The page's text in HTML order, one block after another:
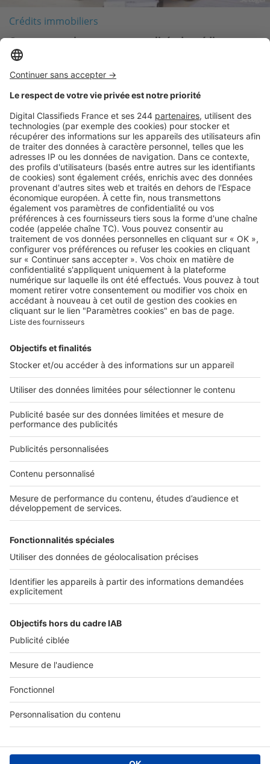
Crédits immobiliers
Comment estimer ses mensualités de crédit
immobilier ?
Logic-Immo c’est aussi …
Retrouvez-nous sur …
A propos
Qui sommes-nous ?
Contacter le service client
Nous rejoindre
Presse
Nos applications
Découvrez nos applications
Services pro
Accès client
Informations légales
Politique Générale de Protection des Données
Charte éditeur
Paramétrer mes cookies
Digital Classifieds France SAS © 2024 - all rights